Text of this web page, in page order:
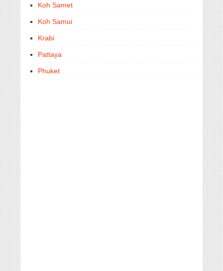
Koh Samet
Koh Samui
Krabi
Pattaya
Phuket